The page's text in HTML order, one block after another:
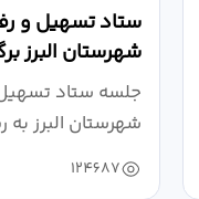
ستاد تسهیل و
شهرستان البرز
جلسه ستاد تسهیل
شهرستان البرز
124687